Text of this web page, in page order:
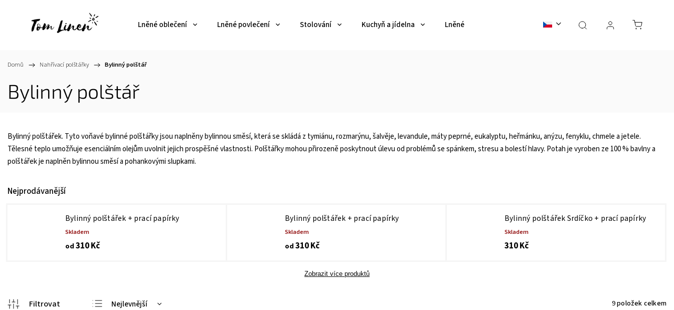
Lněné oblečení Lněné povlečení Stolování Kuchyň a jídelna Lněné přehozy Prostěradla Dekorační polštáře
Domů / Nahřívací polštářky / Bylinný polštář
Bylinný polštář
Bylinný polštářek. Tyto voňavé bylinné polštářky jsou naplněny bylinnou směsí, která se skládá z tymiánu, rozmarýnu, šalvěje, levandule, máty peprné, eukalyptu, heřmánku, anýzu, fenyklu, chmele a jetele.
Tělesné teplo umožňuje esenciálním olejům uvolnit jejich prospěšné vlastnosti. Polštářky mohou přirozeně poskytnout úlevu od problémů se spánkem, stresu a bolestí hlavy. Potah je vyroben ze 100 % bavlny a
polštářek je naplněn bylinnou směsí a pohankovými slupkami.
Nejprodávanější
Bylinný polštářek + prací papírky
Skladem
od 310 Kč
Bylinný polštářek + prací papírky
Skladem
od 310 Kč
Bylinný polštářek Srdíčko + prací papírky
Skladem
310 Kč
Zobrazit více produktů
Nejlevnější
9položek celkem